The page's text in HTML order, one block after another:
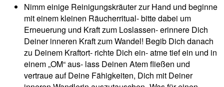
Nimm einige Reinigungskräuter zur Hand und beginne
mit einem kleinen Räucherritual- bitte dabei um
Erneuerung und Kraft zum Loslassen- erinnere Dich
Deiner inneren Kraft zum Wandel! Begib Dich danach
zu Deinem Kraftort- richte Dich ein- atme tief ein und in
einem „OM“ aus- lass Deinen Atem fließen und
vertraue auf Deine Fähigkeiten, Dich mit Deiner